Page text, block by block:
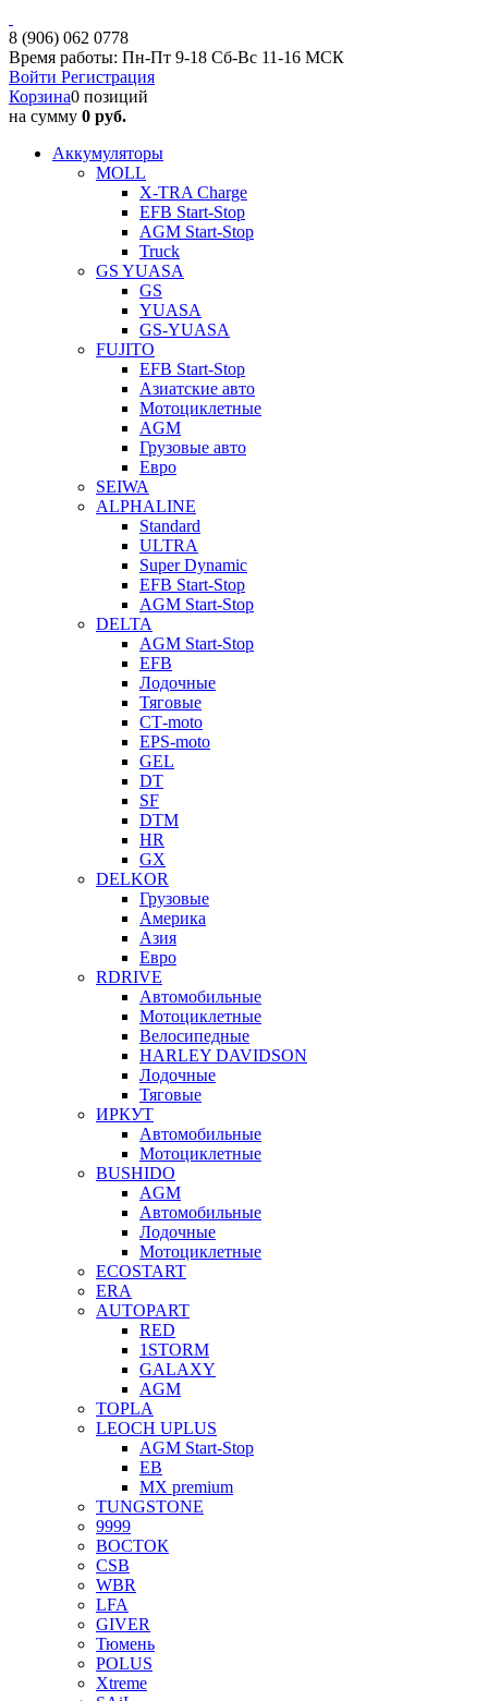
8 (906) 062 0778
Время работы: Пн-Пт 9-18 Сб-Вс 11-16 МСК
Войти Регистрация
Корзина0 позиций
на сумму 0 руб.
Аккумуляторы
MOLL
X-TRA Charge
EFB Start-Stop
AGM Start-Stop
Truck
GS YUASA
GS
YUASA
GS-YUASA
FUJITO
EFB Start-Stop
Азиатские авто
Мотоциклетные
AGM
Грузовые авто
Евро
SEIWA
ALPHALINE
Standard
ULTRA
Super Dynamic
EFB Start-Stop
AGM Start-Stop
DELTA
AGM Start-Stop
EFB
Лодочные
Тяговые
СТ-moto
EPS-moto
GEL
DT
SF
DTM
HR
GX
DELKOR
Грузовые
Америка
Азия
Евро
RDRIVE
Автомобильные
Мотоциклетные
Велосипедные
HARLEY DAVIDSON
Лодочные
Тяговые
ИРКУТ
Автомобильные
Мотоциклетные
BUSHIDO
AGM
Автомобильные
Лодочные
Мотоциклетные
ECOSTART
ERA
AUTOPART
RED
1STORM
GALAXY
AGM
TOPLA
LEOCH UPLUS
AGM Start-Stop
EB
MX premium
TUNGSTONE
9999
ВОСТОК
CSB
WBR
LFA
GIVER
Тюмень
POLUS
Xtreme